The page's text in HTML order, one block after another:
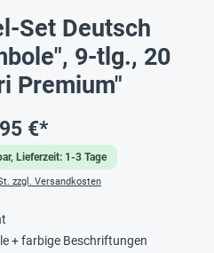
Set Deutsch
9-tlg., 20
Premium"
Lieferzeit: 1-3 Tage
€*
zzgl. Versandkosten
+ farbige Beschriftungen